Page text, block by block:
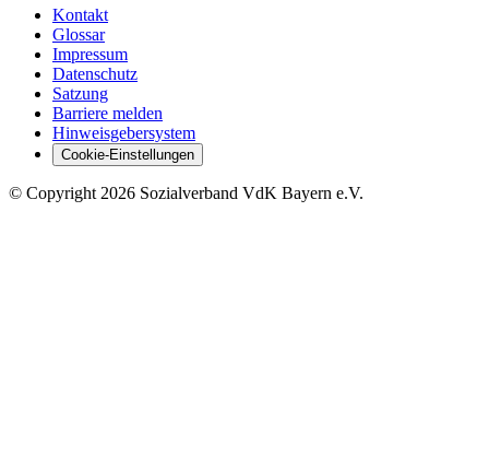
Kontakt
Glossar
Impressum
Datenschutz
Satzung
Barriere melden
Hinweisgebersystem
Cookie-Einstellungen
© Copyright 2026 Sozialverband VdK Bayern e.V.